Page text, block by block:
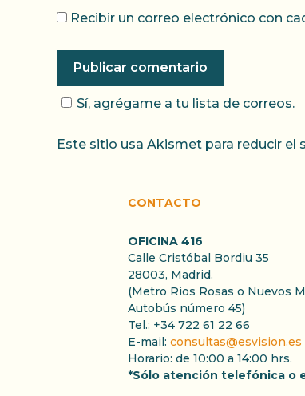
Recibir un correo electrónico con
Sí, agrégame a tu lista de correos.
Este sitio usa Akismet para reducir el
CONTACTO
OFICINA 416
Calle Cristóbal Bordiu 35
28003, Madrid.
(Metro Rios Rosas o Nuevos
Autobús número 45)
Tel.: +34 722 61 22 66
E-mail: consultas@esvision.es
Horario: de 10:00 a 14:00 hrs.
*Sólo atención telefónica o